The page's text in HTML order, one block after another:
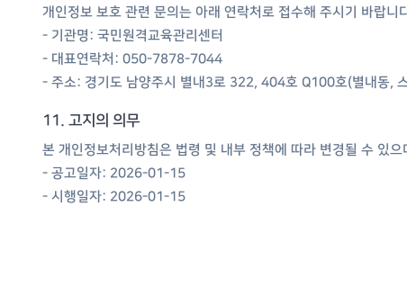
개인정보 보호 관련 문의는 아래 연락처로 접수해 주시기 바랍니
- 기관명: 국민원격교육관리센터
- 대표연락처: 050-7878-7044
- 주소: 경기도 남양주시 별내3로 322, 404호 Q100호(별내동,
11. 고지의 의무
본 개인정보처리방침은 법령 및 내부 정책에 따라 변경될 수 있
- 공고일자: 2026-01-15
- 시행일자: 2026-01-15